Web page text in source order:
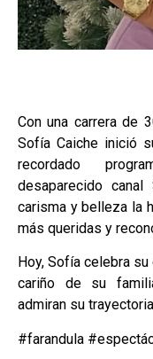
Con una carrera de
Sofía Caiche inició
recordado
desaparecido
carisma y belleza la
más queridas y
Hoy, Sofía celebra
cariño de su
admiran su
#farandula